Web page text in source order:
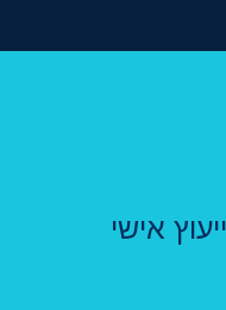
אישי